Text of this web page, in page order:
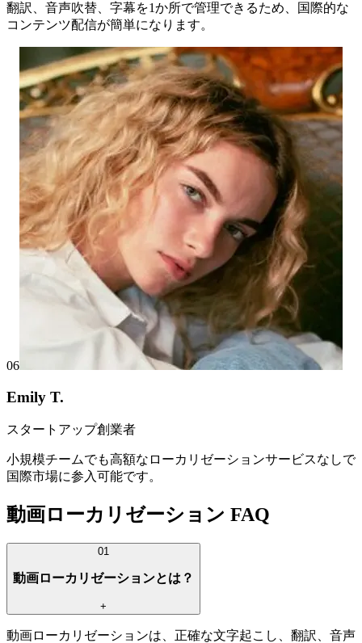
翻訳、音声吹替、字幕を1か所で管理できるため、国際的な
コンテンツ配信が簡単になります。
06
Emily T.
スタートアップ創業者
小規模チームでも高額なローカリゼーションサービスなしで
国際市場に参入可能です。
動画ローカリゼーション FAQ
01
動画ローカリゼーションとは？
+
動画ローカリゼーションは、正確な文字起こし、翻訳、音声